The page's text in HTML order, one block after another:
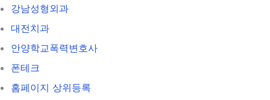
강남성형외과
대전치과
안양학교폭력변호사
폰테크
홈페이지 상위등록